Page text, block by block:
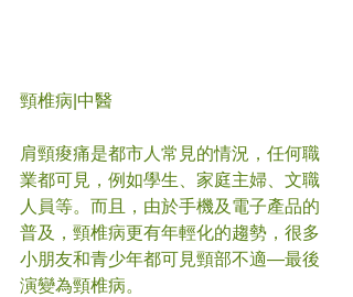
頸椎病 |中醫
肩頸痠痛是都市人常見的情況，任何職
業都可見，例如學生、家庭主婦、文職
人員等。而且，由於手機及電子產品的
普及，頸椎病更有年輕化的趨勢，很多
小朋友和青少年都可見頸部不適—最後
演變為頸椎病。